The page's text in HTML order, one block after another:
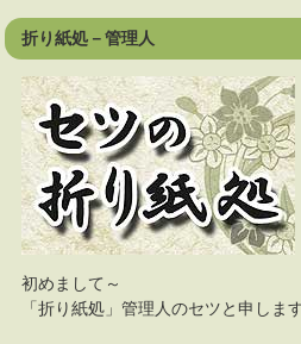
折り紙処－管理人
初めまして～
「折り紙処」管理人のセツと申します